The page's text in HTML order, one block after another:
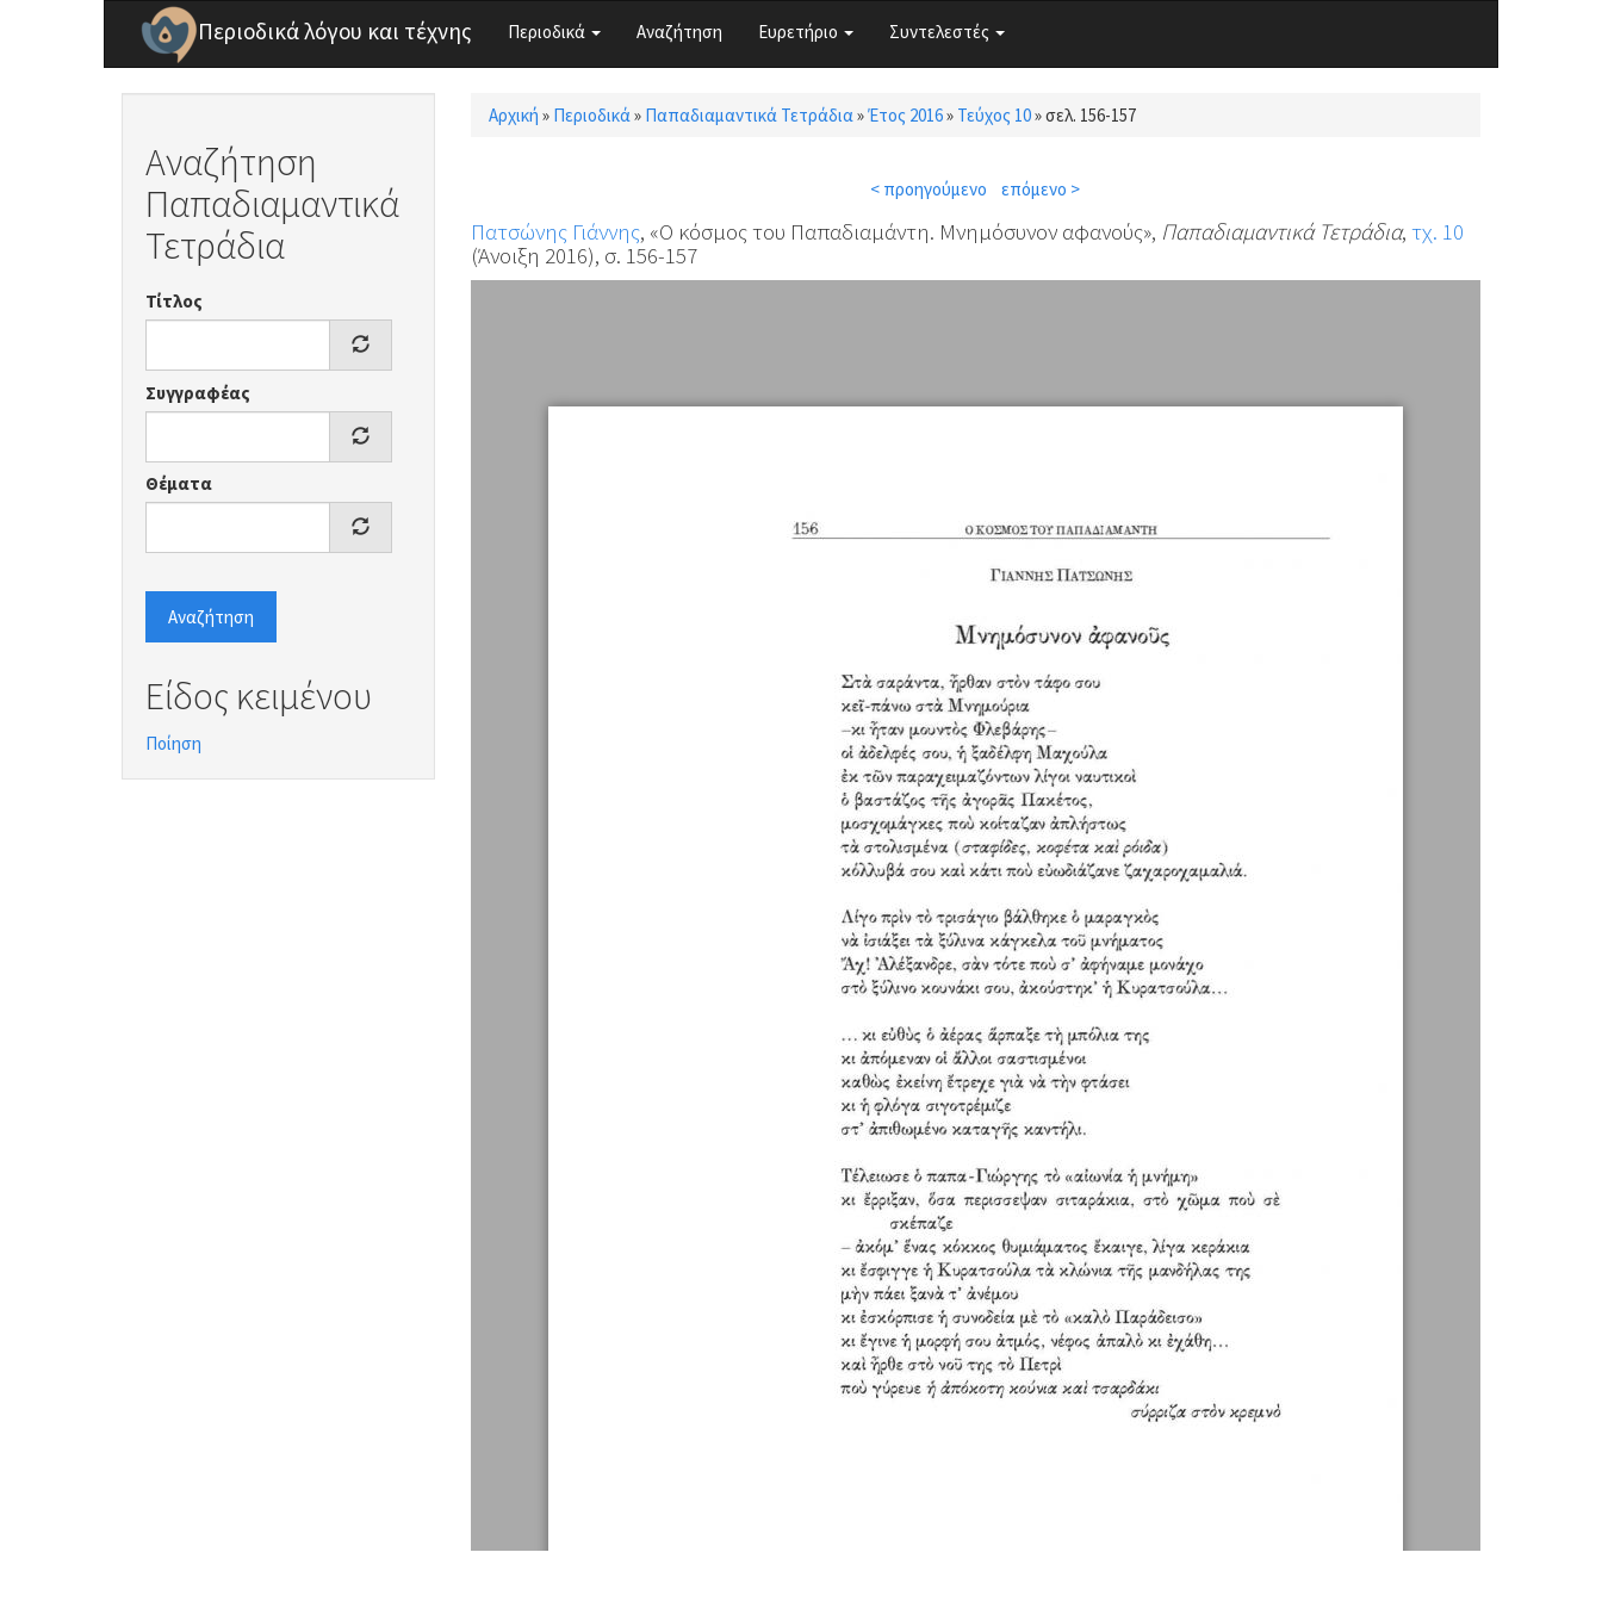
Παράκαμψη προς το κυρίως περιεχόμενο
Περιοδικά λόγου και τέχνης Περιοδικά Αναζήτηση Ευρετήριο Συντελεστές
Αναζήτηση
Παπαδιαμαντικά
Τετράδια
Τίτλος
Συγγραφέας
Θέματα
Αναζήτηση
Είδος κειμένου
Ποίηση
Είστε εδώ
Αρχική » Περιοδικά» Παπαδιαμαντικά Τετράδια»Έτος 2016» Τεύχος 10»σελ. 156-157
< προηγούμενο επόμενο >
Πατσώνης Γιάννης, «Ο κόσμος του Παπαδιαμάντη. Μνημόσυνον αφανούς», Παπαδιαμαντικά Τετράδια, τχ. 10
(Άνοιξη 2016), σ. 156-157